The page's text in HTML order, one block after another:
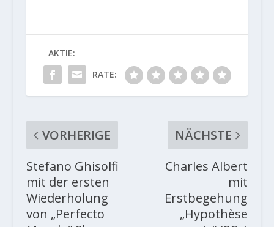
AKTIE:
RATE:
VORHERIGE
Stefano Ghisolfi
mit der ersten
Wiederholung
von „Perfecto
NÄCHSTE
Charles Albert
mit
Erstbegehung
„Hypothèse